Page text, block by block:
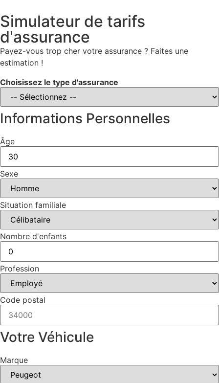
Simulateur de tarifs
d'assurance
Payez-vous trop cher votre assurance ? Faites une
estimation !
Choisissez le type d'assurance
Informations Personnelles
Âge
Sexe
Situation familiale
Nombre d'enfants
Profession
Code postal
Votre Véhicule
Marque